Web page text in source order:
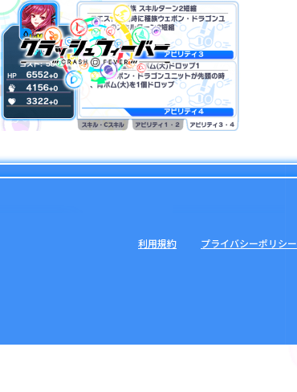
利用規約 プライバシーポリシー